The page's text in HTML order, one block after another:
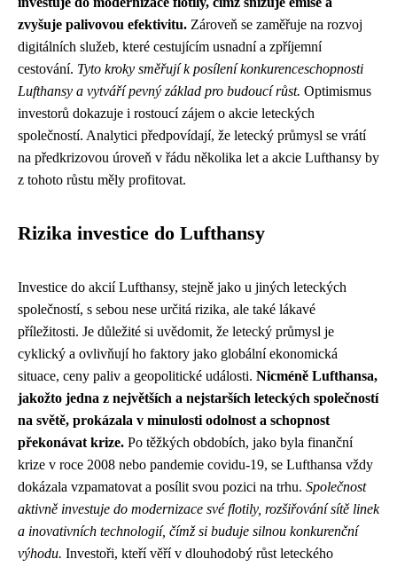
zvyšuje palivovou efektivitu. Zároveň se zaměřuje na rozvoj
digitálních služeb, které cestujícím usnadní a zpříjemní
cestování. Tyto kroky směřují k posílení konkurenceschopnosti
Lufthansy a vytváří pevný základ pro budoucí růst. Optimismus
investorů dokazuje i rostoucí zájem o akcie leteckých
společností. Analytici předpovídají, že letecký průmysl se vrátí
na předkrizovou úroveň v řádu několika let a akcie Lufthansy by
z tohoto růstu měly profitovat.
Rizika investice do Lufthansy
Investice do akcií Lufthansy, stejně jako u jiných leteckých
společností, s sebou nese určitá rizika, ale také lákavé
příležitosti. Je důležité si uvědomit, že letecký průmysl je
cyklický a ovlivňují ho faktory jako globální ekonomická
situace, ceny paliv a geopolitické události. Nicméně Lufthansa,
jakožto jedna z největších a nejstarších leteckých společností
na světě, prokázala v minulosti odolnost a schopnost
překonávat krize. Po těžkých obdobích, jako byla finanční
krize v roce 2008 nebo pandemie covidu-19, se Lufthansa vždy
dokázala vzpamatovat a posílit svou pozici na trhu. Společnost
aktivně investuje do modernizace své flotily, rozšiřování sítě linek
a inovativních technologií, čímž si buduje silnou konkurenční
výhodu. Investoři, kteří věří v dlouhodobý růst leteckého